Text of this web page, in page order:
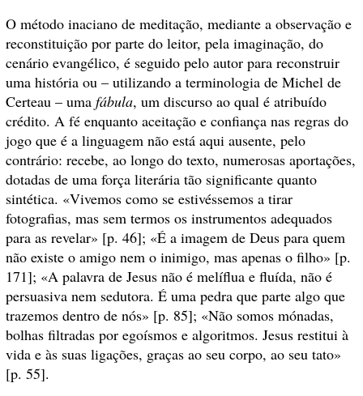
O método inaciano de meditação, mediante a observação e
reconstituição por parte do leitor, pela imaginação, do
cenário evangélico, é seguido pelo autor para reconstruir
uma história ou – utilizando a terminologia de Michel de
Certeau – uma fábula, um discurso ao qual é atribuído
crédito. A fé enquanto aceitação e confiança nas regras do
jogo que é a linguagem não está aqui ausente, pelo
contrário: recebe, ao longo do texto, numerosas aportações,
dotadas de uma força literária tão significante quanto
sintética. «Vivemos como se estivéssemos a tirar
fotografias, mas sem termos os instrumentos adequados
para as revelar» [p. 46]; «É a imagem de Deus para quem
não existe o amigo nem o inimigo, mas apenas o filho» [p.
171]; «A palavra de Jesus não é melíflua e fluída, não é
persuasiva nem sedutora. É uma pedra que parte algo que
trazemos dentro de nós» [p. 85]; «Não somos mónadas,
bolhas filtradas por egoísmos e algoritmos. Jesus restitui à
vida e às suas ligações, graças ao seu corpo, ao seu tato»
[p. 55].